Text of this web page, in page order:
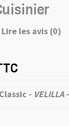
Lire les avis (0)
- VELILLA-